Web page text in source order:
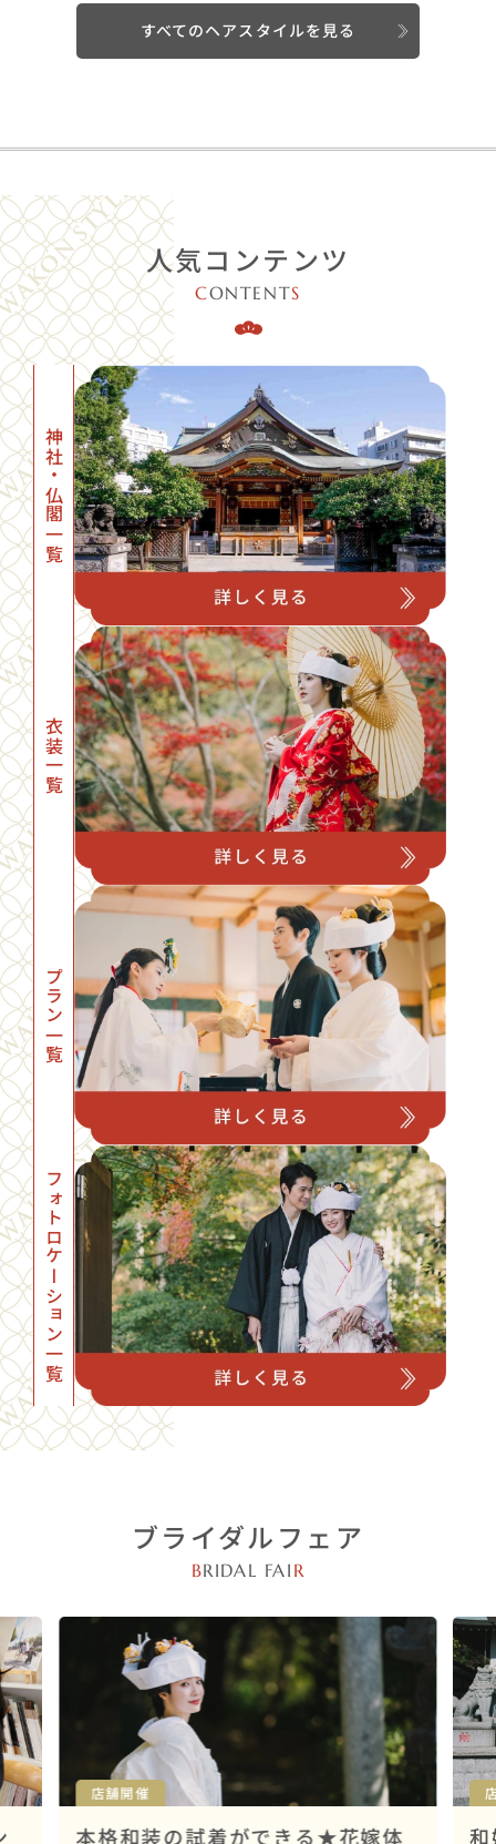
すべてのヘアスタイルを見る
人気コンテンツ
CONTENTS
神社・仏閣一覧
衣装一覧
プラン一覧
フォトロケーション一覧
ブライダルフェア
BRIDAL FAI R
店舗開催
本格和装の試着ができる★花嫁体